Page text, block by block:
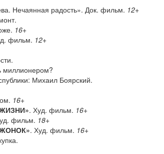
Нечаянная радость». Док. фильм. 12+
16+
фильм. 12+
миллионером?
Михаил Боярский.
16+
. Худ. фильм. 16+
фильм. 18+
. Худ. фильм. 16+